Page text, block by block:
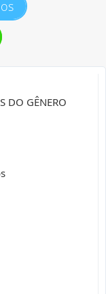
DO GÊNERO